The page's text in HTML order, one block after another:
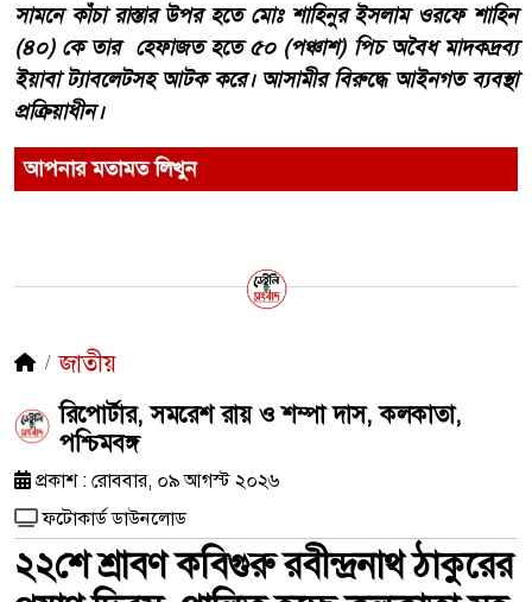
সামনে কাঁচা রাস্তার উপর হতে মোঃ শাহিনুর ইসলাম ওরফে শাহিন
(৪০) কে তার হেফাজত হতে ৫০ (পঞ্চাশ) পিচ অবৈধ মাদকদ্রব্য
ইয়াবা ট্যাবলেটসহ আটক করে। আসামীর বিরুদ্ধে আইনগত ব্যবস্থা
প্রক্রিয়াধীন।
আপনার মতামত লিখুন
জাতীয়
রিপোর্টার, সমরেশ রায় ও শম্পা দাস, কলকাতা,
পশ্চিমবঙ্গ
প্রকাশ : রোববার, ০৯ আগস্ট ২০২৬
ফটোকার্ড ডাউনলোড
২২শে শ্রাবণ কবিগুরু রবীন্দ্রনাথ ঠাকুরের